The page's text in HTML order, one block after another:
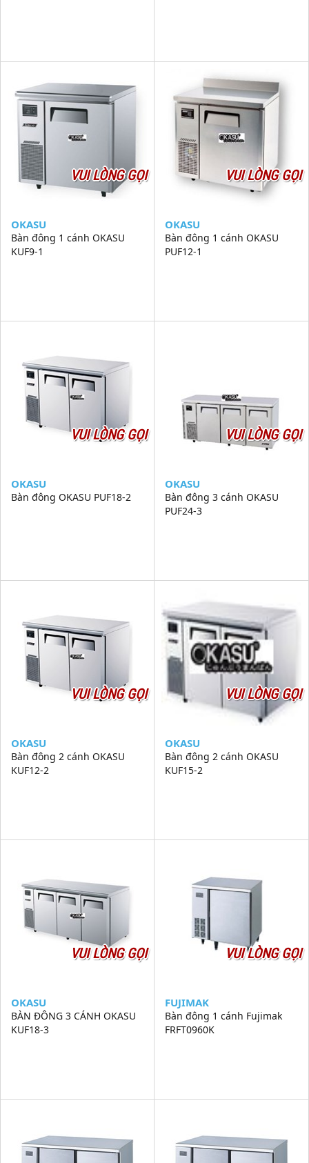
VUI LÒNG GỌI
OKASU
Bàn đông 1 cánh OKASU
KUF9-1
VUI LÒNG GỌI
OKASU
Bàn đông 1 cánh OKASU
PUF12-1
VUI LÒNG GỌI
OKASU
Bàn đông OKASU PUF18-2
VUI LÒNG GỌI
OKASU
Bàn đông 3 cánh OKASU
PUF24-3
VUI LÒNG GỌI
OKASU
Bàn đông 2 cánh OKASU
KUF12-2
VUI LÒNG GỌI
OKASU
Bàn đông 2 cánh OKASU
KUF15-2
VUI LÒNG GỌI
OKASU
BÀN ĐÔNG 3 CÁNH OKASU
KUF18-3
VUI LÒNG GỌI
FUJIMAK
Bàn đông 1 cánh Fujimak
FRFT0960K